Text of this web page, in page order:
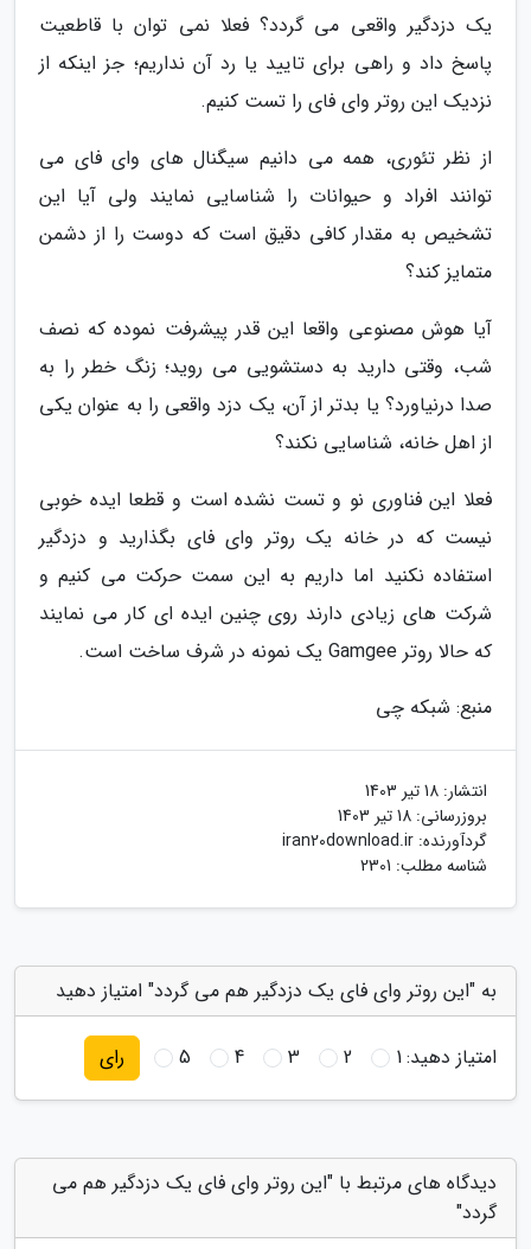
یک دزدگیر واقعی می گردد؟ فعلا نمی توان با قاطعیت
پاسخ داد و راهی برای تایید یا رد آن نداریم؛ جز اینکه از
نزدیک این روتر وای فای را تست کنیم.
از نظر تئوری، همه می دانیم سیگنال های وای فای می
توانند افراد و حیوانات را شناسایی نمایند ولی آیا این
تشخیص به مقدار کافی دقیق است که دوست را از دشمن
متمایز کند؟
آیا هوش مصنوعی واقعا این قدر پیشرفت نموده که نصف
شب، وقتی دارید به دستشویی می روید؛ زنگ خطر را به
صدا درنیاورد؟ یا بدتر از آن، یک دزد واقعی را به عنوان یکی
از اهل خانه، شناسایی نکند؟
فعلا این فناوری نو و تست نشده است و قطعا ایده خوبی
نیست که در خانه یک روتر وای فای بگذارید و دزدگیر
استفاده نکنید اما داریم به این سمت حرکت می کنیم و
شرکت های زیادی دارند روی چنین ایده ای کار می نمایند
که حالا روتر Gamgee یک نمونه در شرف ساخت است.
منبع: شبکه چی
انتشار: 18 تیر 1403
بروزرسانی: 18 تیر 1403
گردآورنده: iran20download.ir
شناسه مطلب: 2301
به "این روتر وای فای یک دزدگیر هم می گردد" امتیاز دهید
امتیاز دهید:1
2
3
4
5 رای
دیدگاه های مرتبط با "این روتر وای فای یک دزدگیر هم می
گردد"